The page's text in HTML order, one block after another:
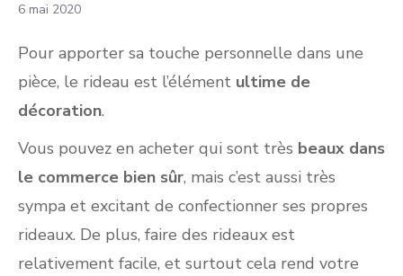
6 mai 2020
Pour apporter sa touche personnelle dans une
pièce, le rideau est l’élément ultime de
décoration.
Vous pouvez en acheter qui sont très beaux dans
le commerce bien sûr, mais c’est aussi très
sympa et excitant de confectionner ses propres
rideaux. De plus, faire des rideaux est
relativement facile, et surtout cela rend votre